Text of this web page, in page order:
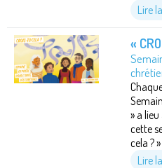
Lire
«
» a
cette
cela ?
Lire